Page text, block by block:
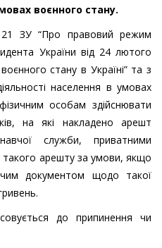
воєнного стану.
ЗУ “Про правовий режим
України від 24 лютого
стану в Україні” та з
населення в умовах
особам здійснювати
на які накладено арешт
служби, приватними
арешту за умови, якщо
документом щодо такої
до припинення чи